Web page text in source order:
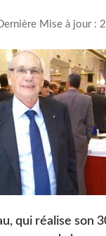
Mise à jour :
qui réalise son